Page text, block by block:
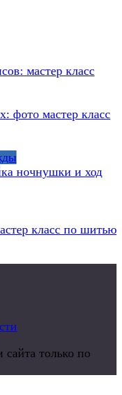
мастер класс
фото мастер класс
ночнушки и ход
класс по шитью
только по